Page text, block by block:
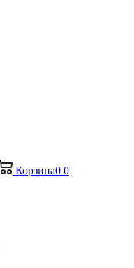
Корзина0 0